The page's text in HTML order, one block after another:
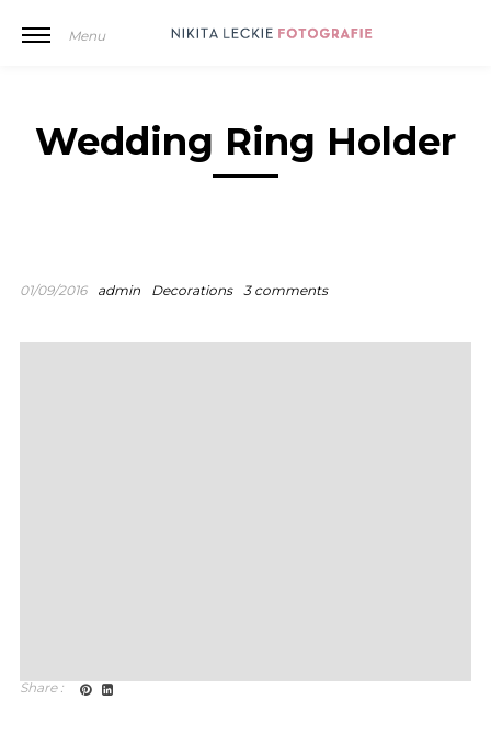
Menu
Wedding Ring Holder
01/09/2016 admin Decorations 3 comments
Share :